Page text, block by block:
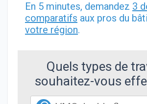
En 5 minutes, demandez 3
comparatifs aux pros du
votre région.
Quels types de
souhaitez-vous